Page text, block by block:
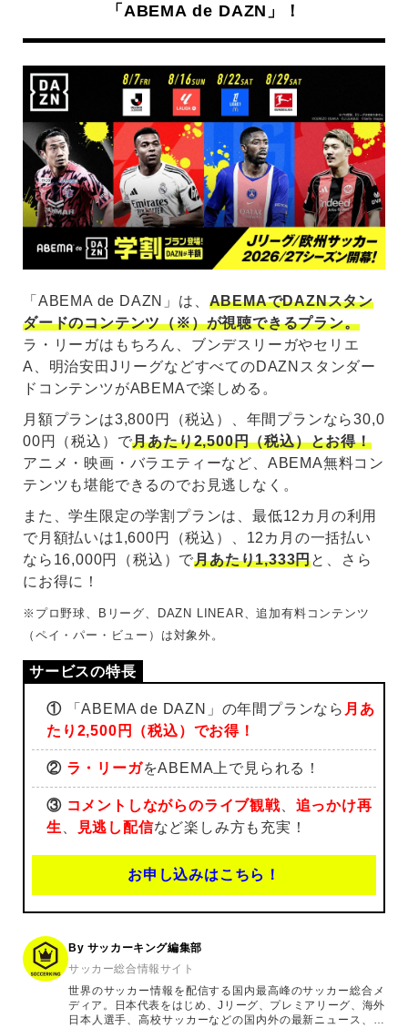
「ABEMA de DAZN」！
「ABEMA de DAZN」は、 ABEMAでDAZNスタン
ダードのコンテンツ（※）が視聴できるプラン。
ラ・リーガはもちろん、ブンデスリーガやセリエ
A、明治安田JリーグなどすべてのDAZNスタンダー
ドコンテンツがABEMAで楽しめる。
月額プランは3,800円（税込）、年間プランなら30,0
00円（税込）で月あたり2,500円（税込）とお得！
アニメ・映画・バラエティーなど、ABEMA無料コン
テンツも堪能できるのでお見逃しなく。
また、学生限定の学割プランは、最低12カ月の利用
で月額払いは1,600円（税込）、12カ月の一括払い
なら16,000円（税込）で月あたり1,333円と、さら
にお得に！
※プロ野球、Bリーグ、DAZN LINEAR、追加有料コンテンツ
（ペイ・パー・ビュー）は対象外。
①「ABEMA de DAZN」の年間プランなら 月あ
たり2,500円（税込）でお得！
② ラ・リーガをABEMA上で見られる！
③ コメントしながらのライブ観戦、 追っかけ再
生
見逃し配信など楽しみ方も充実！
お申し込みはこちら！
By サッカーキング編集部
サッカー総合情報サイト
世界のサッカー情報を配信する国内最高峰のサッカー総合メ
ディア。日本代表をはじめ、Jリーグ、プレミアリーグ、海外
日本人選手、高校サッカーなどの国内外の最新ニュース、コ